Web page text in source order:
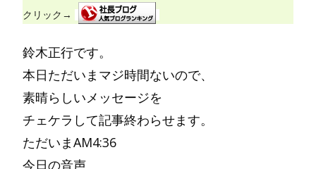
クリック→
鈴木正行です。
本日ただいまマジ時間ないので、
素晴らしいメッセージを
チェケラして記事終わらせます。
ただいまAM4:36
今日の音声